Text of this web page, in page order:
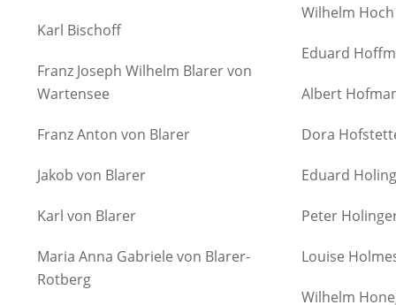
Karl Bischoff
Franz Joseph Wilhelm Blarer von
Wartensee
Franz Anton von Blarer
Jakob von Blarer
Karl von Blarer
Maria Anna Gabriele von Blarer-
Rotberg
Wilhelm Hoch
Eduard
Albert
Dora
Eduard
Peter
Louise
Wilhelm